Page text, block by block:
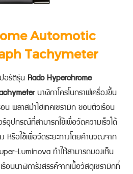
Automotic
Tachymeter
อร์ตรุ่น Rado Hyperchrome
r นาฬิกาโครโนกราฟเครื่องขึ้น
น พลาสม่าไฮเทคเซรามิก ขอบตัวเรือน
ร์อุปกรณ์ที่สามารถใช้เพื่อวัดความเร็วได้
หรือใช้เพื่อวัดระยะทางโดยคำนวณจาก
Luminova ทำให้สามารถมองเห็น
รือนนาฬิการังสรรค์จากเนื้อวัสดุเซรามิกที่